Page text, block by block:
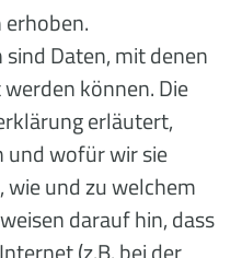
Daten, mit denen
können. Die
erläutert,
und wofür wir sie
wie und zu welchem
darauf hin, dass